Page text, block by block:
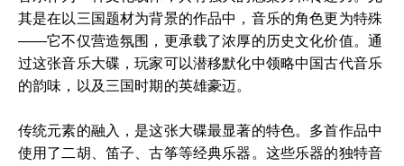
其是在以三国题材为背景的作品中，音乐的角色更为特殊
——它不仅营造氛围，更承载了浓厚的历史文化价值。通
过这张音乐大碟，玩家可以潜移默化中领略中国古代音乐
的韵味，以及三国时期的英雄豪迈。
传统元素的融入，是这张大碟最显著的特色。多首作品中
使用了二胡、笛子、古筝等经典乐器。这些乐器的独特音